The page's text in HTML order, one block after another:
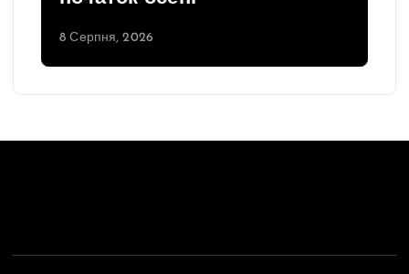
8 Серпня, 2026